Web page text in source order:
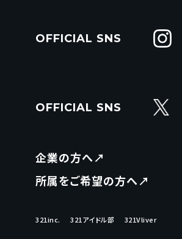
OFFICIAL SNS
OFFICIAL SNS
企業の方へ↗︎
所属をご希望の方へ↗︎
321inc. 321アイドル部 321Vliver